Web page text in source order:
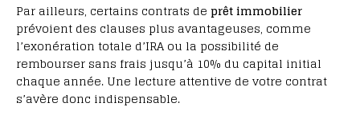
Par ailleurs, certains contrats de prêt immobilier
prévoient des clauses plus avantageuses, comme
l’exonération totale d’IRA ou la possibilité de
rembourser sans frais jusqu’à 10% du capital initial
chaque année. Une lecture attentive de votre contrat
s’avère donc indispensable.